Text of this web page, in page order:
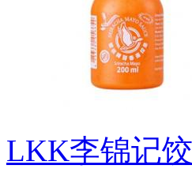
LKK李锦记